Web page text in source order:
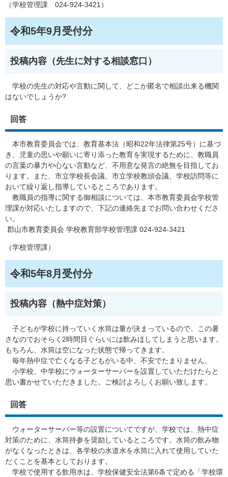
（学校管理課 024-924-3421）
令和5年9月受付分
投稿内容（先生に対する相談窓口）
学校の先生の対応や言動に関して、どこか匿名で相談出来る機関
はないでしょうか?
回答
本市教育委員会では、教育基本法（昭和22年法律第25号）に基づ
き、児童の思いや願いに寄り添った教育を実現するために、教職員
の言葉の暴力や心ない言動など、不用意な発言の絶無を目指してお
ります。また、市立学校長会議、市立学校教頭会議、学校訪問等に
おいて繰り返し指導しているところであります。
教職員の指導に関する御相談については、本市教育委員会学校管
理課が対応いたしますので、下記の連絡先までお問い合わせくださ
い。
郡山市教育委員会 学校教育部学校管理課 024-924-3421
（学校管理課）
令和5年8月受付分
投稿内容（熱中症対策）
子どもが学校に持っていく水筒は量が決まっているので、この暑
さなのでおそらく2時間目ぐらいには飲みほしてしまうと思います。
もちろん、水筒は空になった状態で帰ってきます。
毎年熱中症で亡くなる子どもがいる中、不安でたまりません。
小学校、中学校にウォーターサーバーを設置していただけたらと
思い書かせていただきました。ご検討よろしくお願い致します。
回答
ウォーターサーバー等の設置についてですが、学校では、熱中症
対策のために、水筒持参を奨励しているところです。水筒の飲み物
がなくなったときは、各学校の水道水を水筒に入れて使用していた
だくことを基本としております。
学校で使用する飲用水は、学校保健安全法第6条で定める「学校環